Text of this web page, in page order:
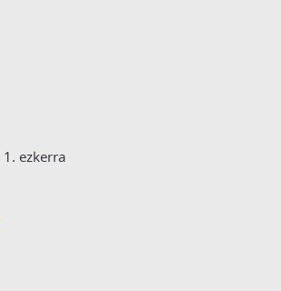
1. ezkerra